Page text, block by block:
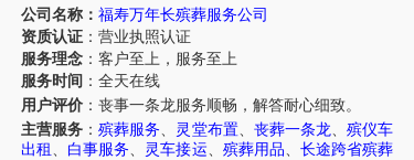
公司名称： 福寿万年长殡葬服务公司
资质认证：营业执照认证
服务理念：客户至上，服务至上
服务时间 ：全天在线
用户评价：丧事一条龙服务顺畅，解答耐心细致。
主营服务 ：殡葬服务、 灵堂布置、 丧葬一条龙、殡仪车
出租 、 白事服务、 灵车接运、 殡葬用品、 长途跨省殡葬